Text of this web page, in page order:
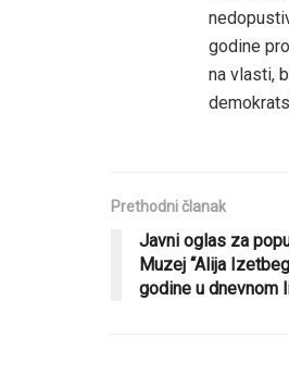
godine
na vlasti,
Prethodni članak
Javni oglas za
Muzej “Alija
godine u dnevnom